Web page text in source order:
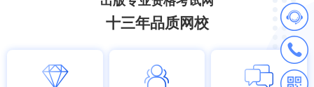
十三年品质网校